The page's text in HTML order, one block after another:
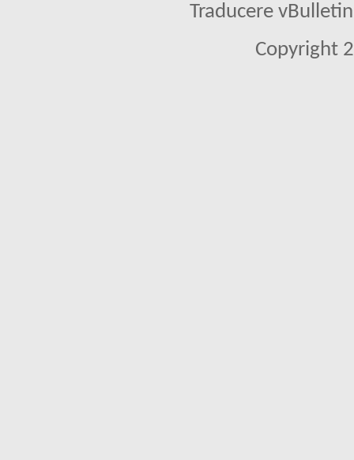
Traducere
Copyright